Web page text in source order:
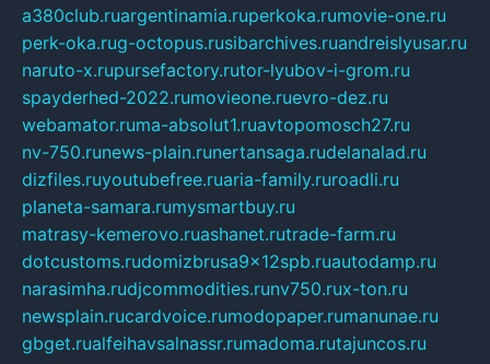
a380club.ruargentinamia.ruperkoka.rumovie-one.ru
perk-oka.rug-octopus.rusibarchives.ruandreislyusar.ru
naruto-x.rupursefactory.rutor-lyubov-i-grom.ru
spayderhed-2022.rumovieone.ruevro-dez.ru
webamator.ruma-absolut1.ruavtopomosch27.ru
nv-750.runews-plain.runertansaga.rudelanalad.ru
dizfiles.ruyoutubefree.ruaria-family.ruroadli.ru
planeta-samara.rumysmartbuy.ru
matrasy-kemerovo.ruashanet.rutrade-farm.ru
dotcustoms.rudomizbrusa9x12spb.ruautodamp.ru
narasimha.rudjcommodities.runv750.rux-ton.ru
newsplain.rucardvoice.rumodopaper.rumanunae.ru
gbget.rualfeihavsalnassr.rumadoma.rutajuncos.ru